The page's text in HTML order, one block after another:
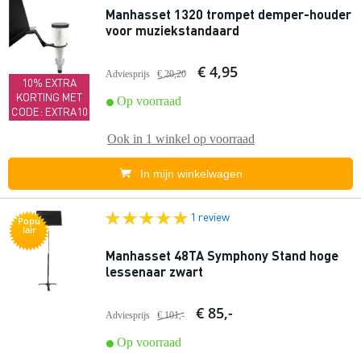
10% EXTRA
KORTING MET
CODE: EXTRA10
Manhasset 1320 trompet demper-houder
voor muziekstandaard
Adviesprijs € 20,20 € 4,95
Op voorraad
Ook in 1 winkel op voorraad
In mijn winkelwagen
Popu
lair
1 review
Manhasset 48TA Symphony Stand hoge
lessenaar zwart
Adviesprijs € 101,- € 85,-
Op voorraad